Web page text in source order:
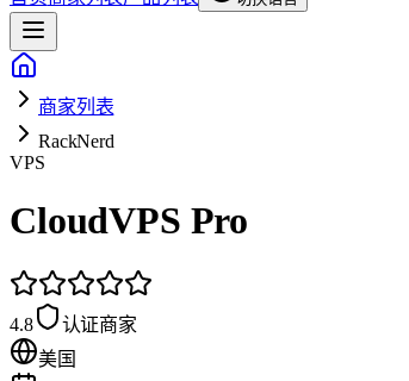
商家列表
RackNerd
VPS
CloudVPS Pro
4.8
认证商家
美国